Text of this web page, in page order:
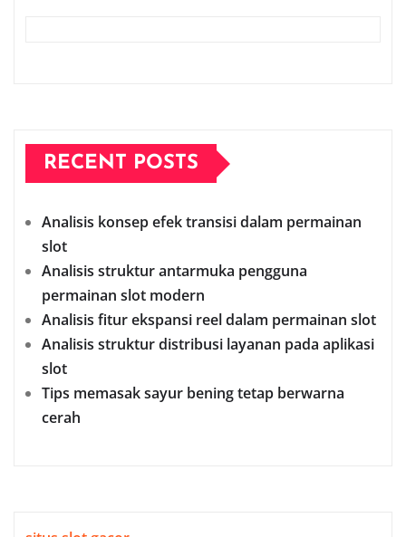
RECENT POSTS
Analisis konsep efek transisi dalam permainan
slot
Analisis struktur antarmuka pengguna
permainan slot modern
Analisis fitur ekspansi reel dalam permainan slot
Analisis struktur distribusi layanan pada aplikasi
slot
Tips memasak sayur bening tetap berwarna
cerah